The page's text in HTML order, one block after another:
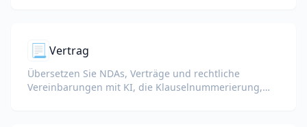
📃 Vertrag
Übersetzen Sie NDAs, Verträge und rechtliche
Vereinbarungen mit KI, die Klauselnummerierung,